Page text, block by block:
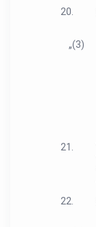
20.
„(3)
21.
22.